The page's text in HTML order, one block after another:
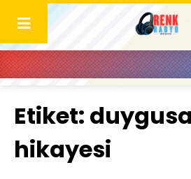
content
Etiket:
hikayesi